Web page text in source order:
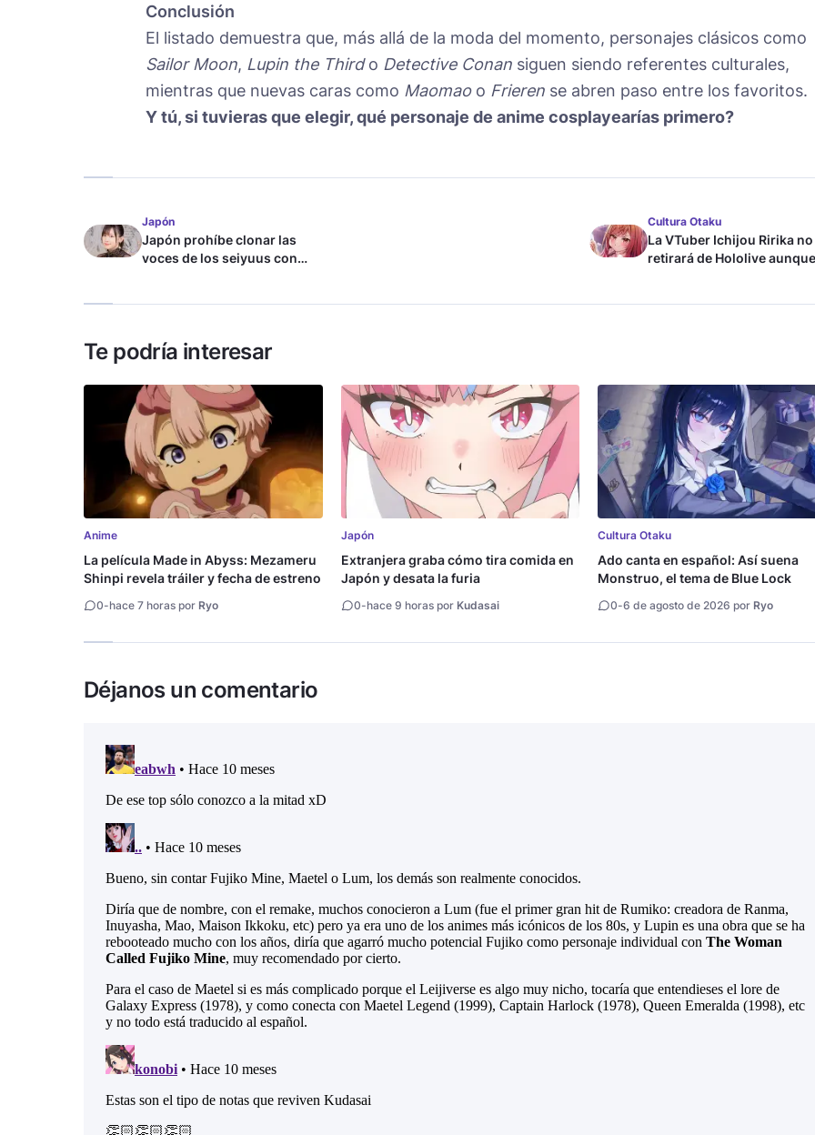
Conclusión
El listado demuestra que, más allá de la moda del momento, personajes clásicos como
Sailor Moon, Lupin the Thirdo Detective Conan siguen siendo referentes culturales,
mientras que nuevas caras como Maomaoo Frieren se abren paso entre los favoritos.
Y tú, si tuvieras que elegir, qué personaje de anime cosplayearías primero?
Japón
Japón prohíbe clonar las
voces de los seiyuus con
Cultura Otaku
La VTuber Ichijou Ririka no
retirará de Hololive
Te podría interesar
Anime
La película Made in Abyss: Mezameru
Shinpi revela tráiler y fecha de estreno
0-hace 7 horas por Ryo
Japón
Extranjera graba cómo tira comida en
Japón y desata la furia
0-hace 9 horas por Kudasai
Cultura Otaku
Ado canta en español: Así suena
Monstruo, el tema de Blue Lock
0-6 de agosto de 2026 por Ryo
Déjanos un comentario